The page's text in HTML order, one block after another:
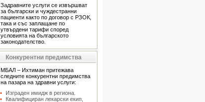
Задравните услуги се извършват
за български и чуждестранни
пациенти както по договор с РЗОК,
така и със заплащане по
утвърдени тарифи според
условията на българското
законодателство.
Конкурентни предимства
МБАЛ – Ихтиман притежава
следните конкурентни предимства
на пазара на здравни услуги:
Изграден имидж в региона.
Квалифициран лекарски екип,